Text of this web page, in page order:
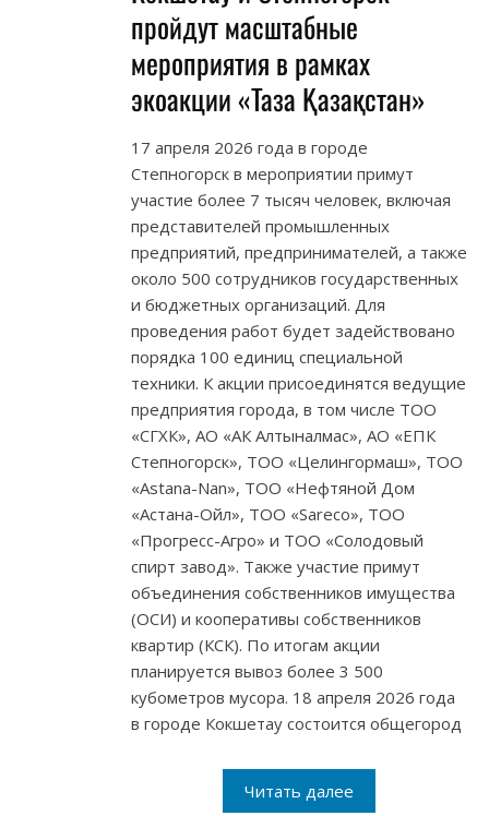
пройдут масштабные
мероприятия в рамках
экоакции «Таза Қазақстан»
17 апреля 2026 года в городе
Степногорск в мероприятии примут
участие более 7 тысяч человек, включая
представителей промышленных
предприятий, предпринимателей, а также
около 500 сотрудников государственных
и бюджетных организаций. Для
проведения работ будет задействовано
порядка 100 единиц специальной
техники. К акции присоединятся ведущие
предприятия города, в том числе ТОО
«СГХК», АО «АК Алтыналмас», АО «ЕПК
Степногорск», ТОО «Целингормаш», ТОО
«Astana-Nan», ТОО «Нефтяной Дом
«Астана-Ойл», ТОО «Sareco», ТОО
«Прогресс-Агро» и ТОО «Солодовый
спирт завод». Также участие примут
объединения собственников имущества
(ОСИ) и кооперативы собственников
квартир (КСК). По итогам акции
планируется вывоз более 3 500
кубометров мусора. 18 апреля 2026 года
в городе Кокшетау состоится общегород
Читать далее